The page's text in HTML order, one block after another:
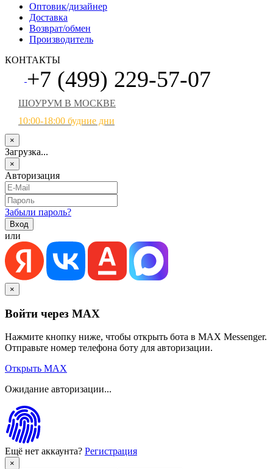
Оптовик/дизайнер
Доставка
Возврат/обмен
Производитель
КОНТАКТЫ
+7 (499) 229-57-07
ШОУРУМ В МОСКВЕ
10:00-18:00 будние дни
×
Загрузка...
×
Авторизация
Забыли пароль?
или
×
Войти через MAX
Нажмите кнопку ниже, чтобы открыть бота в MAX Messenger.
Отправьте номер телефона боту для авторизации.
Открыть MAX
Ожидание авторизации...
Ещё нет аккаунта? Регистрация
×